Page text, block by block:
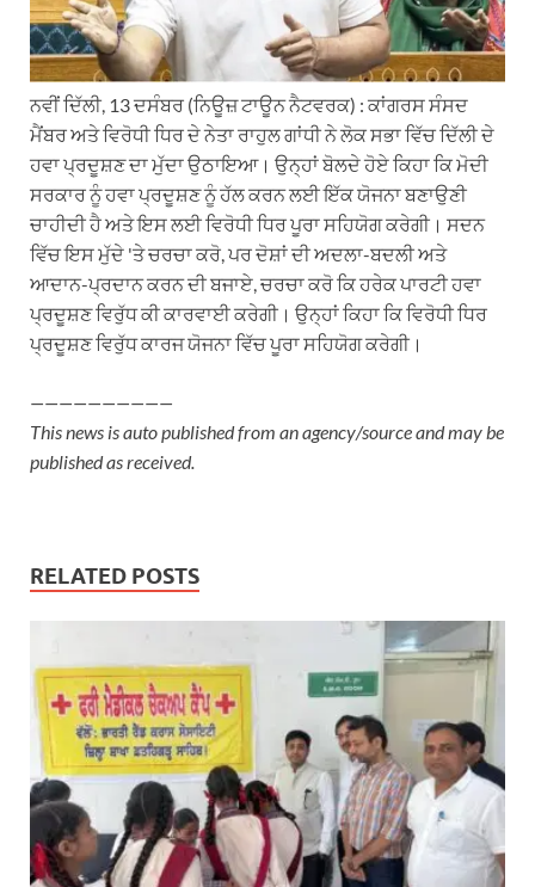
ਨਵੀਂ ਦਿੱਲੀ, 13 ਦਸੰਬਰ (ਨਿਊਜ਼ ਟਾਊਨ ਨੈਟਵਰਕ) : ਕਾਂਗਰਸ ਸੰਸਦ
ਮੈਂਬਰ ਅਤੇ ਵਿਰੋਧੀ ਧਿਰ ਦੇ ਨੇਤਾ ਰਾਹੁਲ ਗਾਂਧੀ ਨੇ ਲੋਕ ਸਭਾ ਵਿੱਚ ਦਿੱਲੀ ਦੇ
ਹਵਾ ਪ੍ਰਦੂਸ਼ਣ ਦਾ ਮੁੱਦਾ ਉਠਾਇਆ। ਉਨ੍ਹਾਂ ਬੋਲਦੇ ਹੋਏ ਕਿਹਾ ਕਿ ਮੋਦੀ
ਸਰਕਾਰ ਨੂੰ ਹਵਾ ਪ੍ਰਦੂਸ਼ਣ ਨੂੰ ਹੱਲ ਕਰਨ ਲਈ ਇੱਕ ਯੋਜਨਾ ਬਣਾਉਣੀ
ਚਾਹੀਦੀ ਹੈ ਅਤੇ ਇਸ ਲਈ ਵਿਰੋਧੀ ਧਿਰ ਪੂਰਾ ਸਹਿਯੋਗ ਕਰੇਗੀ। ਸਦਨ
ਵਿੱਚ ਇਸ ਮੁੱਦੇ 'ਤੇ ਚਰਚਾ ਕਰੋ, ਪਰ ਦੋਸ਼ਾਂ ਦੀ ਅਦਲਾ-ਬਦਲੀ ਅਤੇ
ਆਦਾਨ-ਪ੍ਰਦਾਨ ਕਰਨ ਦੀ ਬਜਾਏ, ਚਰਚਾ ਕਰੋ ਕਿ ਹਰੇਕ ਪਾਰਟੀ ਹਵਾ
ਪ੍ਰਦੂਸ਼ਣ ਵਿਰੁੱਧ ਕੀ ਕਾਰਵਾਈ ਕਰੇਗੀ। ਉਨ੍ਹਾਂ ਕਿਹਾ ਕਿ ਵਿਰੋਧੀ ਧਿਰ
ਪ੍ਰਦੂਸ਼ਣ ਵਿਰੁੱਧ ਕਾਰਜ ਯੋਜਨਾ ਵਿੱਚ ਪੂਰਾ ਸਹਿਯੋਗ ਕਰੇਗੀ।
——————————
This news is auto published from an agency/source and may be
published as received.
RELATED POSTS